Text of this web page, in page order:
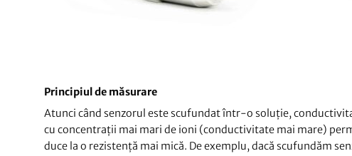
Principiul de măsurare
Atunci când senzorul este scufundat într-o soluție,
cu concentrații mai mari de ioni (conductivitate mai mare)
duce la o rezistență mai mică. De exemplu, dacă scufundăm